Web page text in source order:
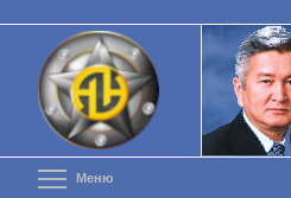
к
основному
содержанию
Меню